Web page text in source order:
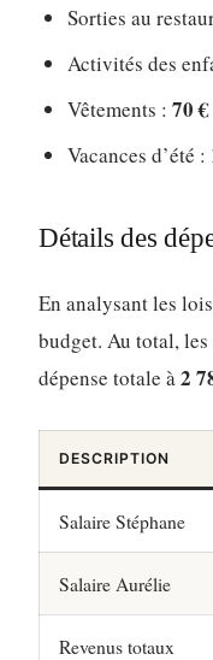
Sorties au
Activités des
Vêtements : 70 €
Vacances d’été :
Détails des
En analysant les
budget. Au total, les
dépense totale à2
DESCRIPTION
Salaire Stéphane
Salaire Aurélie
Revenus totaux